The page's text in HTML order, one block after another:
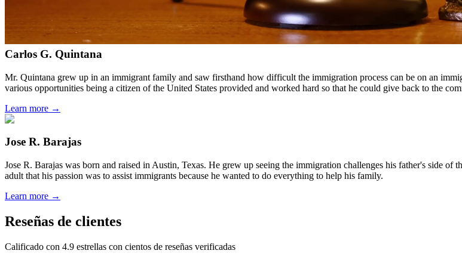
Carlos G. Quintana
Mr. Quintana grew up in an immigrant family and saw firsthand how difficult the immigration process can be on an
various opportunities being a citizen of the United States provided and worked hard so that he could give back to the
Learn more →
Jose R. Barajas
Jose R. Barajas was born and raised in Austin, Texas. He grew up seeing the immigration challenges his father's side
adult that his passion was to assist immigrants because he wanted to do everything to help his family.
Learn more →
Reseñas de clientes
Calificado con 4.9 estrellas con cientos de reseñas verificadas